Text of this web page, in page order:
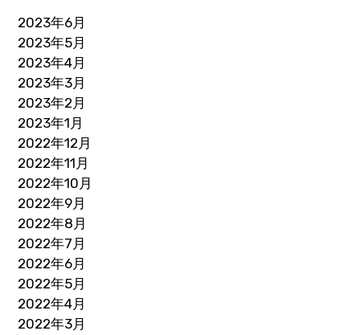
2023年6月
2023年5月
2023年4月
2023年3月
2023年2月
2023年1月
2022年12月
2022年11月
2022年10月
2022年9月
2022年8月
2022年7月
2022年6月
2022年5月
2022年4月
2022年3月